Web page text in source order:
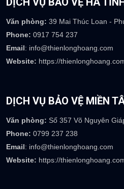
Phone:
0917 073 237
Email: info@thienlonghoang.com
Website:https://thienlonghoang.com
Văn phòng: 39 Mai Thúc Loan -
Phone:
0917 754 237
Email: info@thienlonghoang.com
Website:https://thienlonghoang.com